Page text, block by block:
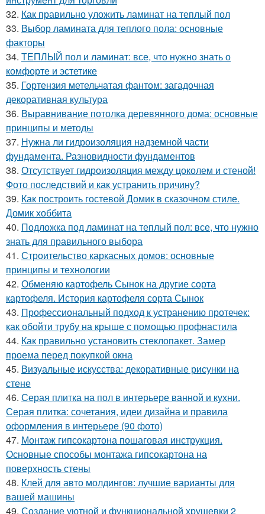
32. Как правильно уложить ламинат на теплый пол
33. Выбор ламината для теплого пола: основные
факторы
34. ТЕПЛЫЙ пол и ламинат: все, что нужно знать о
комфорте и эстетике
35. Гортензия метельчатая фантом: загадочная
декоративная культура
36. Выравнивание потолка деревянного дома: основные
принципы и методы
37. Нужна ли гидроизоляция надземной части
фундамента. Разновидности фундаментов
38. Отсутствует гидроизоляция между цоколем и стеной!
Фото последствий и как устранить причину?
39. Как построить гостевой Домик в сказочном стиле.
Домик хоббита
40. Подложка под ламинат на теплый пол: все, что нужно
знать для правильного выбора
41. Строительство каркасных домов: основные
принципы и технологии
42. Обменяю картофель Сынок на другие сорта
картофеля. История картофеля сорта Сынок
43. Профессиональный подход к устранению протечек:
как обойти трубу на крыше с помощью профнастила
44. Как правильно установить стеклопакет. Замер
проема перед покупкой окна
45. Визуальные искусства: декоративные рисунки на
стене
46. Серая плитка на пол в интерьере ванной и кухни.
Серая плитка: сочетания, идеи дизайна и правила
оформления в интерьере (90 фото)
47. Монтаж гипсокартона пошаговая инструкция.
Основные способы монтажа гипсокартона на
поверхность стены
48. Клей для авто молдингов: лучшие варианты для
вашей машины
49. Создание уютной и функциональной хрущевки 2